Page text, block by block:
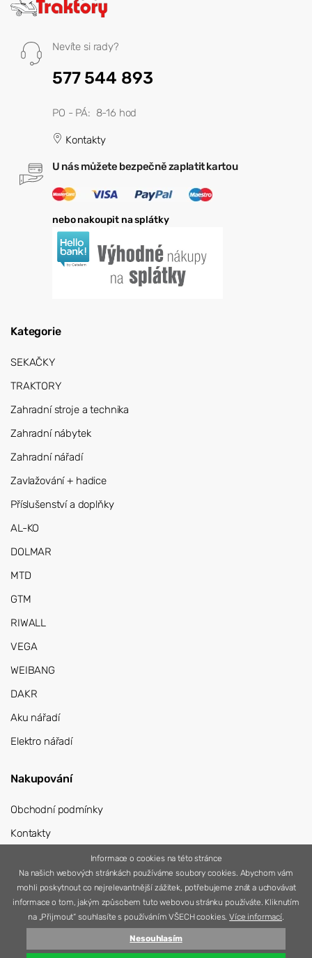
Nevíte si rady?
577 544 893
PO - PÁ: 8-16 hod
Kontakty
U nás můžete bezpečně zaplatit kartou
nebo nakoupit na splátky
Kategorie
SEKAČKY
TRAKTORY
Zahradní stroje a technika
Zahradní nábytek
Zahradní nářadí
Zavlažování + hadice
Příslušenství a doplňky
AL-KO
DOLMAR
MTD
GTM
RIWALL
VEGA
WEIBANG
DAKR
Aku nářadí
Elektro nářadí
Nakupování
Obchodní podmínky
Kontakty
Informace o cookies na této stránce
Na našich webových stránkách používáme soubory cookies. Abychom vám
mohli poskytnout co nejrelevantnější zážitek, potřebujeme znát a uchovávat
informace o tom, jakým způsobem tuto webovou stránku používáte. Kliknutím
na „Přijmout“ souhlasíte s používáním VŠECH cookies.Více informací.
Nesouhlasím